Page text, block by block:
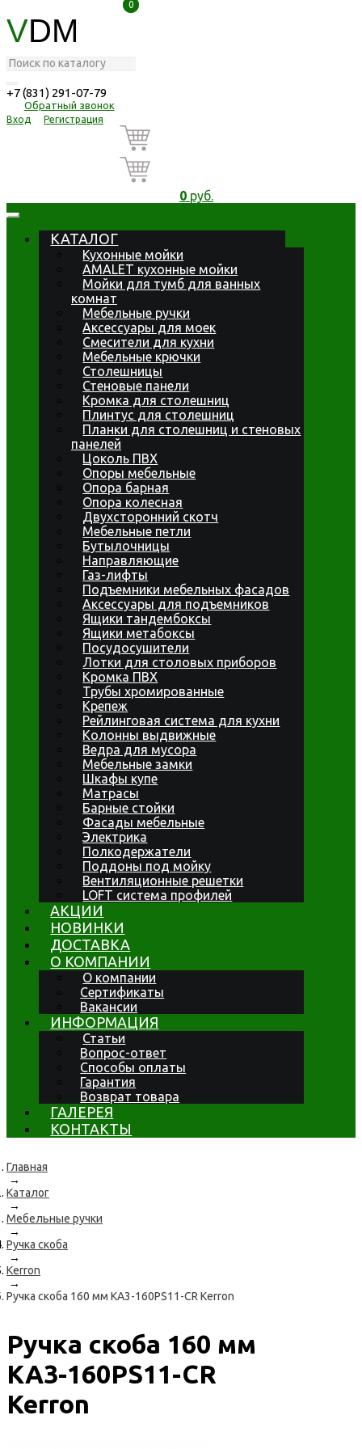
VDM
+7 (831) 291-07-79
Обратный звонок
Вход Регистрация
0
0
0руб.
КАТАЛОГ
Кухонные мойки
AMALET кухонные мойки
Мойки для тумб для ванных
комнат
Мебельные ручки
Аксессуары для моек
Смесители для кухни
Мебельные крючки
Столешницы
Стеновые панели
Кромка для столешниц
Плинтус для столешниц
Планки для столешниц и стеновых
панелей
Цоколь ПВХ
Опоры мебельные
Опора барная
Опора колесная
Двухсторонний скотч
Мебельные петли
Бутылочницы
Направляющие
Газ-лифты
Подъемники мебельных фасадов
Аксессуары для подъемников
Ящики тандембоксы
Ящики метабоксы
Посудосушители
Лотки для столовых приборов
Кромка ПВХ
Трубы хромированные
Крепеж
Рейлинговая система для кухни
Колонны выдвижные
Ведра для мусора
Мебельные замки
Шкафы купе
Матрасы
Барные стойки
Фасады мебельные
Электрика
Полкодержатели
Поддоны под мойку
Вентиляционные решетки
LOFT система профилей
АКЦИИ
НОВИНКИ
ДОСТАВКА
О КОМПАНИИ
О компании
Сертификаты
Вакансии
ИНФОРМАЦИЯ
Статьи
Вопрос-ответ
Способы оплаты
Гарантия
Возврат товара
ГАЛЕРЕЯ
КОНТАКТЫ
Главная
→
Каталог
→
Мебельные ручки
→
Ручка скоба
→
Kerron
→
Ручка скоба 160 мм KA3-160PS11-CR Kerron
Ручка скоба 160 мм
KA3-160PS11-CR
Kerron